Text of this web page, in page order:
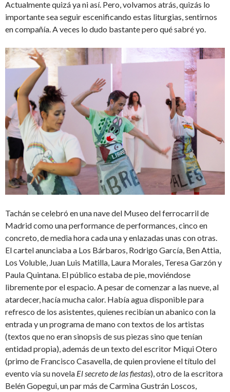
Actualmente quizá ya ni así. Pero, volvamos atrás, quizás lo
importante sea seguir escenificando estas liturgias, sentirnos
en compañía. A veces lo dudo bastante pero qué sabré yo.
Tachán se celebró en una nave del Museo del ferrocarril de
Madrid como una performance de performances, cinco en
concreto, de media hora cada una y enlazadas unas con otras.
El cartel anunciaba a Los Bárbaros, Rodrigo García, Ben Attia,
Los Voluble, Juan Luis Matilla, Laura Morales, Teresa Garzón y
Paula Quintana. El público estaba de pie, moviéndose
libremente por el espacio. A pesar de comenzar a las nueve, al
atardecer, hacía mucha calor. Había agua disponible para
refresco de los asistentes, quienes recibían un abanico con la
entrada y un programa de mano con textos de los artistas
(textos que no eran sinopsis de sus piezas sino que tenían
entidad propia), además de un texto del escritor Miqui Otero
(primo de Francisco Casavella, de quien proviene el título del
evento vía su novela El secreto de las fiestas), otro de la escritora
Belén Gopegui, un par más de Carmina Gustrán Loscos,